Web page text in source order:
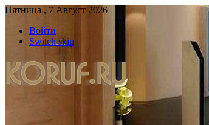
Пятница , 7 Август 2026
Войти
Switch skin